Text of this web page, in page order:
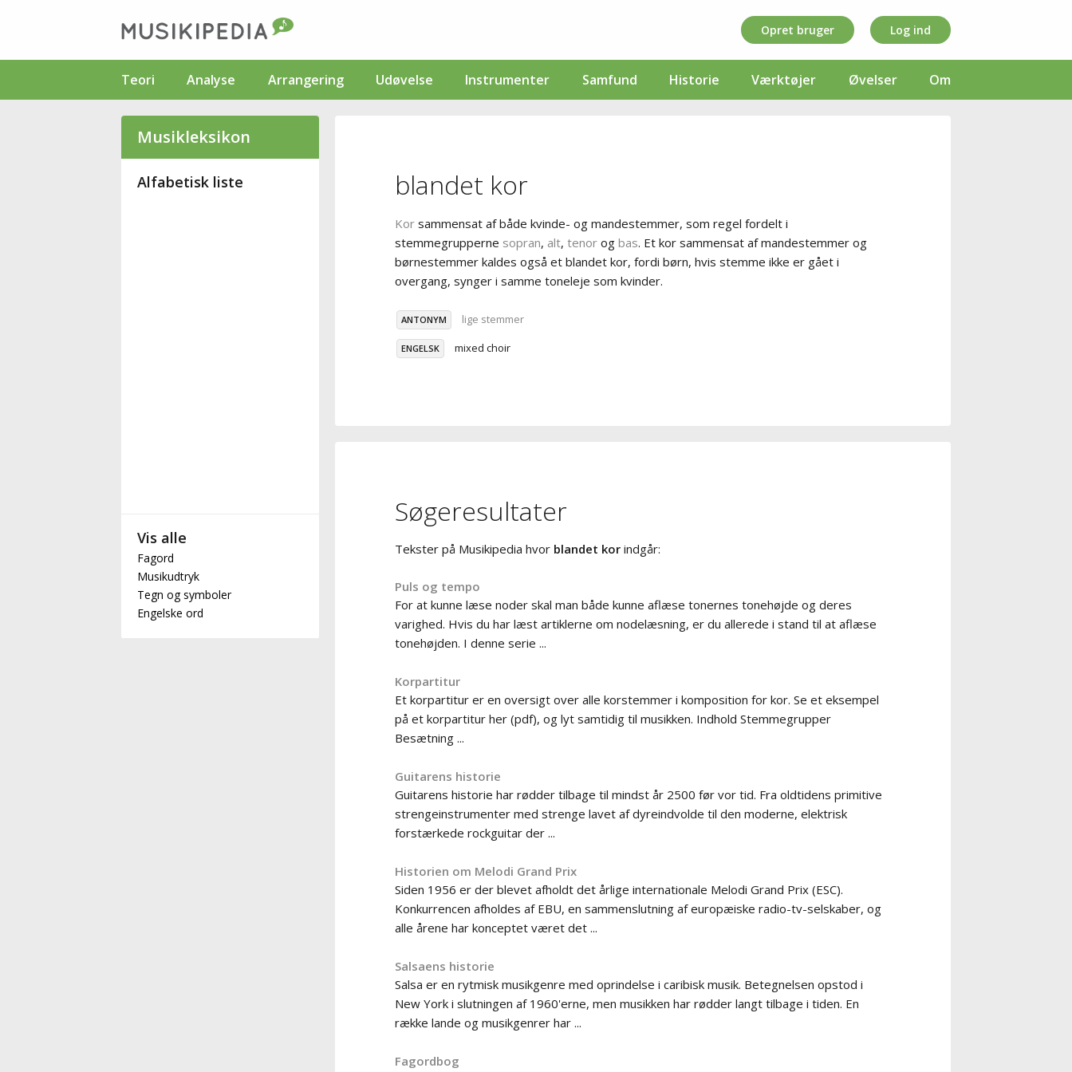
Opret bruger Log ind
Teori Analyse Arrangering Udøvelse Instrumenter Samfund Historie Værktøjer Øvelser Om
Musikleksikon
Alfabetisk liste
Vis alle
Fagord
Musikudtryk
Tegn og symboler
Engelske ord
blandet kor
Korsammensat af både kvinde- og mandestemmer, som regel fordelt i
stemmegrupperne sopran, alt, tenorog bas. Et kor sammensat af mandestemmer og
børnestemmer kaldes også et blandet kor, fordi børn, hvis stemme ikke er gået i
overgang, synger i samme toneleje som kvinder.
ANTONYM lige stemmer
ENGELSK mixed choir
Søgeresultater
Tekster på Musikipedia hvor blandet korindgår:
Puls og tempo
For at kunne læse noder skal man både kunne aflæse tonernes tonehøjde og deres
varighed. Hvis du har læst artiklerne om nodelæsning, er du allerede i stand til at aflæse
tonehøjden. I denne serie ...
Korpartitur
Et korpartitur er en oversigt over alle korstemmer i komposition for kor. Se et eksempel
på et korpartitur her (pdf), og lyt samtidig til musikken. Indhold Stemmegrupper
Besætning ...
Guitarens historie
Guitarens historie har rødder tilbage til mindst år 2500 før vor tid. Fra oldtidens primitive
strengeinstrumenter med strenge lavet af dyreindvolde til den moderne, elektrisk
forstærkede rockguitar der ...
Historien om Melodi Grand Prix
Siden 1956 er der blevet afholdt det årlige internationale Melodi Grand Prix (ESC).
Konkurrencen afholdes af EBU, en sammenslutning af europæiske radio-tv-selskaber, og
alle årene har konceptet været det ...
Salsaens historie
Salsa er en rytmisk musikgenre med oprindelse i caribisk musik. Betegnelsen opstod i
New York i slutningen af 1960'erne, men musikken har rødder langt tilbage i tiden. En
række lande og musikgenrer har ...
Fagordbog